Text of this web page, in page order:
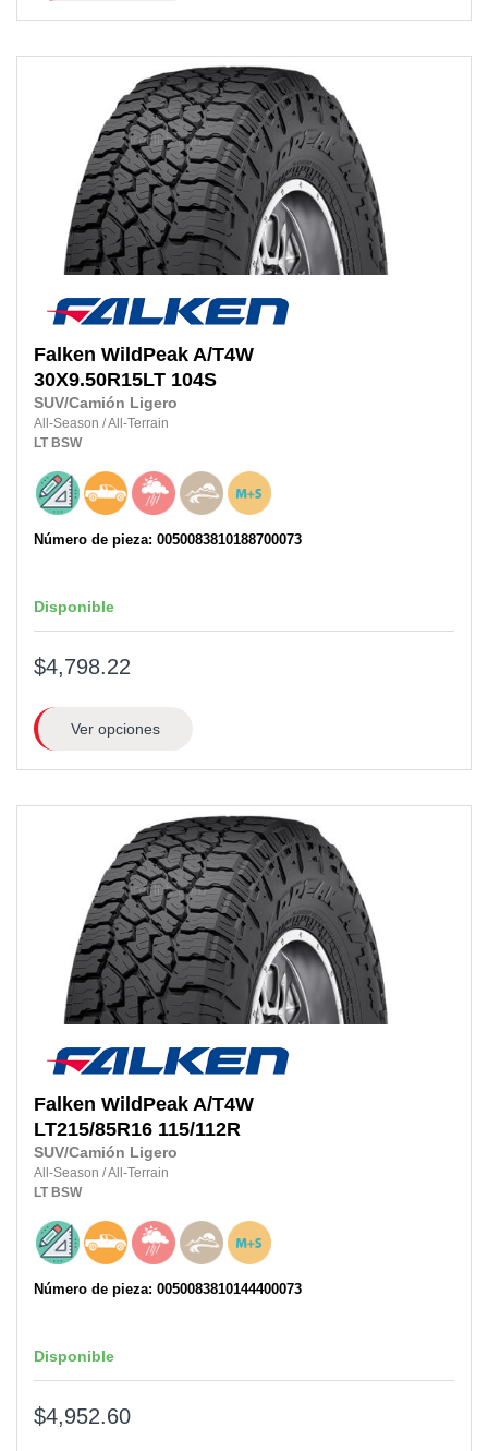
Falken WildPeak A/T4W
30X9.50R15LT 104S
SUV/Camión Ligero
All-Season /All-Terrain
LT BSW
Número de pieza: 0050083810188700073
Disponible
$4,798.22
Ver opciones
Falken WildPeak A/T4W
LT215/85R16 115/112R
SUV/Camión Ligero
All-Season /All-Terrain
LT BSW
Número de pieza: 0050083810144400073
Disponible
$4,952.60